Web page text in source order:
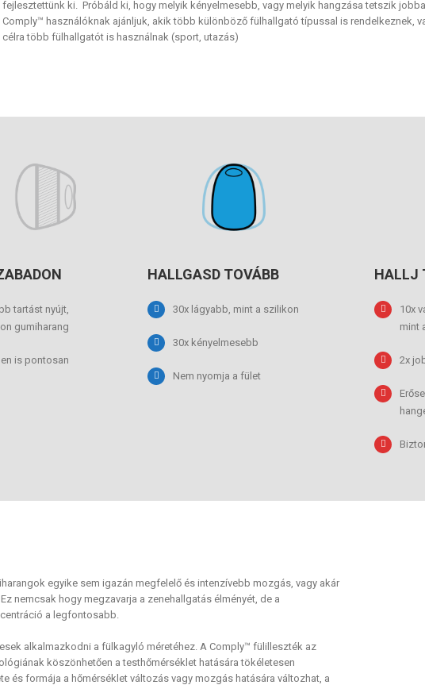
fejlesztettünk ki. Próbáld ki, hogy melyik kényelmesebb, vagy melyik hangzása tetszik
Comply™ használóknak ajánljuk, akik több különböző fülhallgató típussal is rendelkeznek,
célra több fülhallgatót is használnak (sport, utazás)
tartást nyújt,
gumiharang
is pontosan
HALLGASD TOVÁBB
30x lágyabb, mint a szilikon
30x kényelmesebb
Nem nyomja a fület
HALLJ
10x
mint
2x
egyike sem igazán megfelelő és intenzívebb mozgás, vagy akár
nemcsak hogy megzavarja a zenehallgatás élményét, de a
a legfontosabb.
alkalmazkodni a fülkagyló méretéhez. A Comply™ fülilleszték az
köszönhetően a testhőmérséklet hatására tökéletesen
és formája a hőmérséklet változás vagy mozgás hatására változhat, a